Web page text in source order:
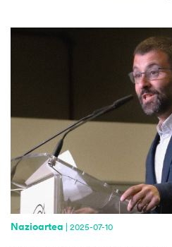
Nazioartea 2025-07-10